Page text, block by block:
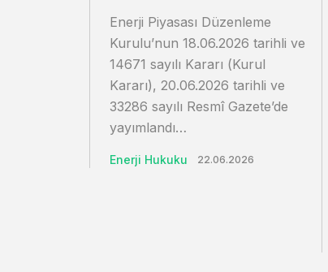
Enerji Piyasası Düzenleme
Kurulu’nun 18.06.2026 tarihli ve
14671 sayılı Kararı (Kurul
Kararı), 20.06.2026 tarihli ve
33286 sayılı Resmî Gazete’de
yayımlandı…
Enerji Hukuku 22.06.2026